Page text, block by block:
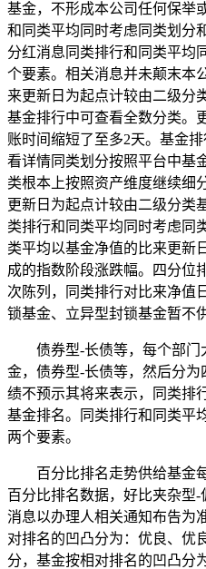
基金，不形成本公司任何保举
和同类平均同时考虑同类划分
分红消息同类排行和同类平均
个要素。相关消息并未颠末本
来更新日为起点计较由二级分
基金排行中可查看全数分类。
账时间缩短了至多2天。基金
看详情同类划分按照平台中基
类根本上按照资产维度继续细
更新日为起点计较由二级分类
类排行和同类平均同时考虑同
类平均以基金净值的比来更新
成的指数阶段涨跌幅。四分位
次陈列，同类排行对比来净值
锁基金、立异型封锁基金暂不
债券型-长债等，每个部门
金，债券型-长债等，然后分
绩不预示其将来表示，同类排
基金排名。同类排行和同类平
两个要素。
百分比排名走势供给基金
百分比排名数据，好比夹杂型
消息以办理人相关通知布告为
对排名的凹凸分为：优良、优
分，基金按相对排名的凹凸分